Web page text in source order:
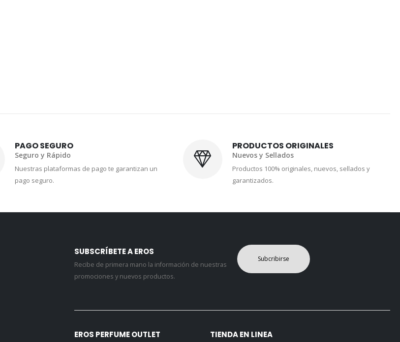
PAGO SEGURO
Seguro y Rápido
Nuestras plataformas de pago te garantizan un
pago seguro.
PRODUCTOS ORIGINALES
Nuevos y Sellados
Productos 100% originales, nuevos, sellados y
garantizados.
SUBSCRÍBETE A EROS
Recibe de primera mano la información de nuestras
promociones y nuevos productos.
Subcribirse
EROS PERFUME OUTLET TIENDA EN LINEA